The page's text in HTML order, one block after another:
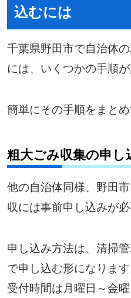
込むには
千葉県野田市で自治体
には、いくつかの手順が
簡単にその手順をまとめ
粗大ごみ収集の申し
他の自治体同様、野田
収には事前申し込みが必
申し込み方法は、清掃
で申し込む形になります
受付時間は月曜日～金